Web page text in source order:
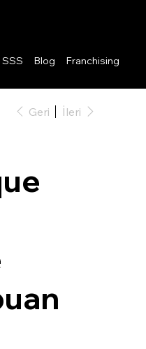
SSS Blog Franchising
Geri İleri